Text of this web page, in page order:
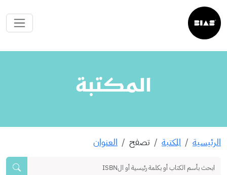
المكتبة
الرئيسية المكتبة تصفح العنوان